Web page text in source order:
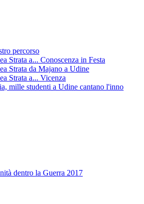
percorso
Strata a... Conoscenza in Festa
Strata da Majano a Udine
Strata a... Vicenza
mille studenti a Udine cantano l'inno
dentro la Guerra 2017